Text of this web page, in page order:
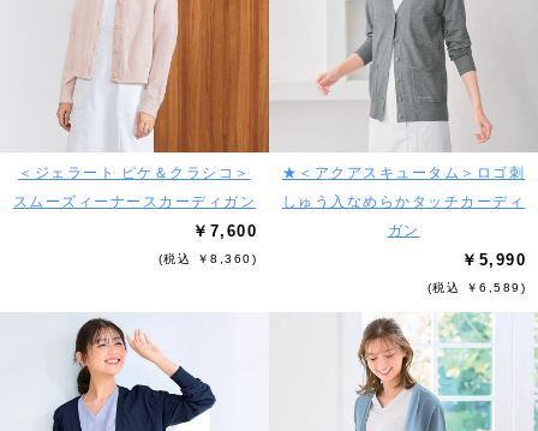
＜ジェラート ピケ＆クラシコ＞
スムーズィーナースカーディガン
￥7,600
(税込 ￥8,360)
★＜アクアスキュータム＞ロゴ刺
しゅう入なめらかタッチカーディ
ガン
￥5,990
(税込 ￥6,589)